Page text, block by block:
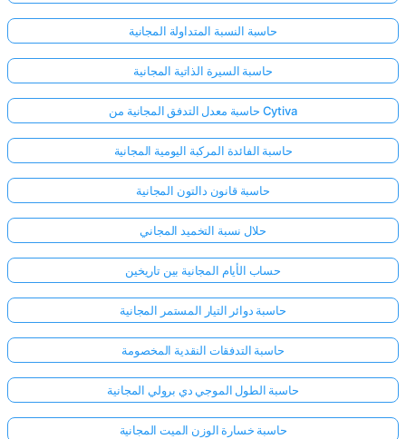
حاسبة النسبة المتداولة المجانية
حاسبة السيرة الذاتية المجانية
حاسبة معدل التدفق المجانية من Cytiva
حاسبة الفائدة المركبة اليومية المجانية
حاسبة قانون دالتون المجانية
حلال نسبة التخميد المجاني
حساب الأيام المجانية بين تاريخين
حاسبة دوائر التيار المستمر المجانية
حاسبة التدفقات النقدية المخصومة
حاسبة الطول الموجي دي برولي المجانية
حاسبة خسارة الوزن الميت المجانية